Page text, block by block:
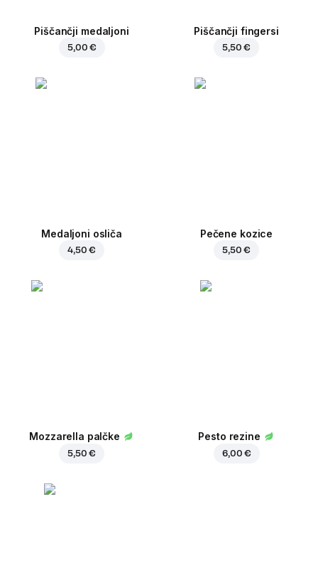
Piščančji medaljoni
5,00 €
Piščančji fingersi
5,50 €
Medaljoni osliča
4,50 €
Pečene kozice
5,50 €
Mozzarella palčke
5,50 €
Pesto rezine
6,00 €